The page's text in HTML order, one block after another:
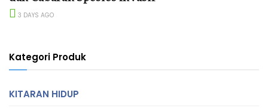
3 DAYS AGO
Kategori Produk
KITARAN HIDUP